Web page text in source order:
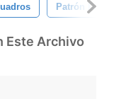
Patrón De
Este Archivo